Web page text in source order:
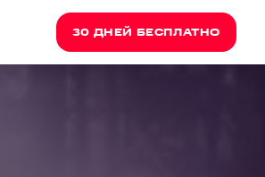
30 ДНЕЙ БЕСПЛАТНО